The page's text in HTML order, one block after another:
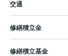
交通
修繕積立金
修繕積立基金